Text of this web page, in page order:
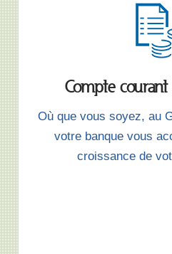
Compte courant
Où que vous soyez, au
votre banque vous
croissance de